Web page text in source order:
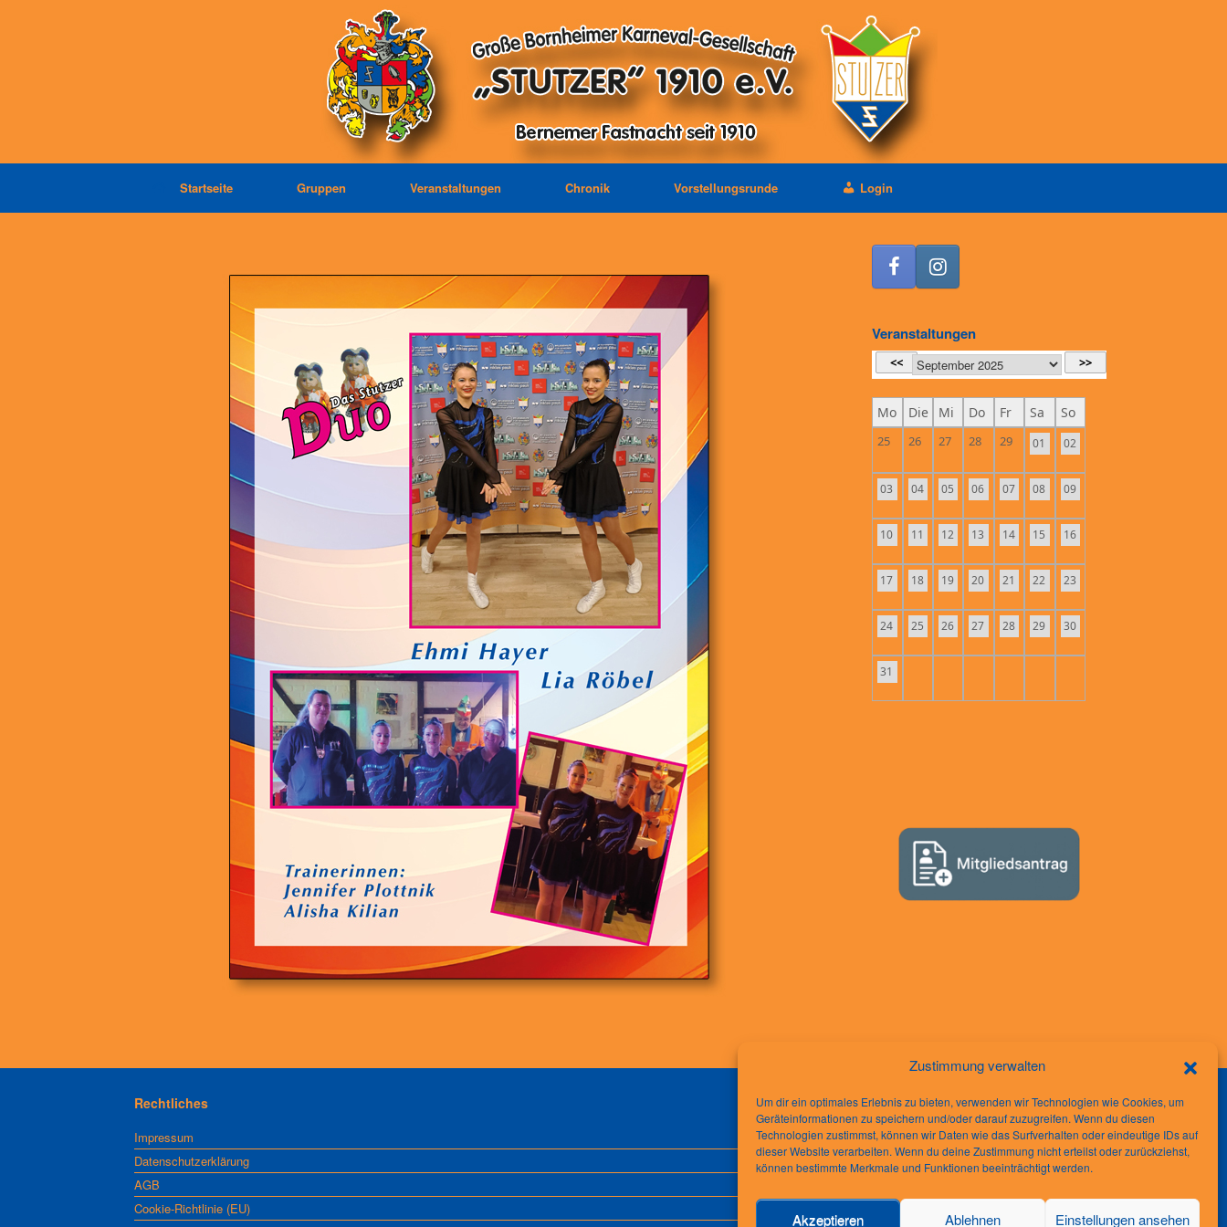
Zustimmung verwalten
Um dir ein optimales Erlebnis zu bieten, verwenden wir Technologien wie Cookies, um
Geräteinformationen zu speichern und/oder darauf zuzugreifen. Wenn du diesen
Technologien zustimmst, können wir Daten wie das Surfverhalten oder eindeutige IDs auf
dieser Website verarbeiten. Wenn du deine Zustimmung nicht erteilst oder zurückziehst,
können bestimmte Merkmale und Funktionen beeinträchtigt werden.
Akzeptieren Ablehnen Einstellungen ansehen
Startseite Gruppen Veranstaltungen Chronik Vorstellungsrunde Login
Veranstaltungen
<< >>
Mo Die Mi Do Fr Sa So
25 26 27 28 29 01 02
03 04 05 06 07 08 09
10 11 12 13 14 15 16
17 18 19 20 21 22 23
24 25 26 27 28 29 30
31
Rechtliches
Impressum
Datenschutzerklärung
AGB
Cookie-Richtlinie (EU)